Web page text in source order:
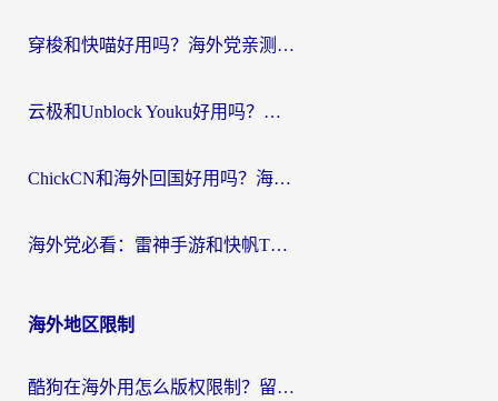
穿梭和快喵好用吗？海外党亲测：小众加速器对比+番茄加速器深度体验
云极和Unblock Youku好用吗？海外党亲测+2026回国加速器避坑指南
ChickCN和海外回国好用吗？海外党2026亲测：从手游到影音，选对加速器的3个关键
海外党必看：雷神手游和快帆TV版好用吗？3步选对回国加速器不踩坑
海外地区限制
酷狗在海外用怎么版权限制？留学生亲测：3步解决听国内音乐难题